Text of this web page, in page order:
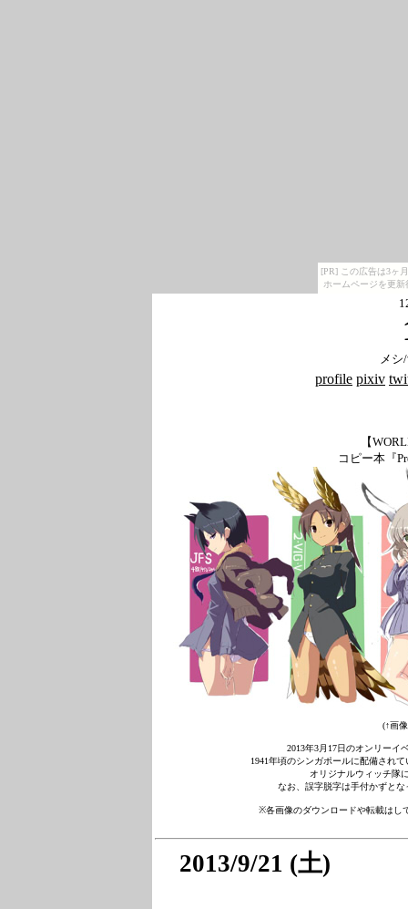
[PR] この広告は3ヶ
ホームページを更
メシ
profile pixiv
【
コピー本『
(↑画
2013年3月17日のオンリーイ
1941年頃のシンガポールに配備され
オリジナルウィッチ隊
なお、誤字脱字は手付かずと
※各画像のダウンロードや転載はし
2013/9/21 (土)